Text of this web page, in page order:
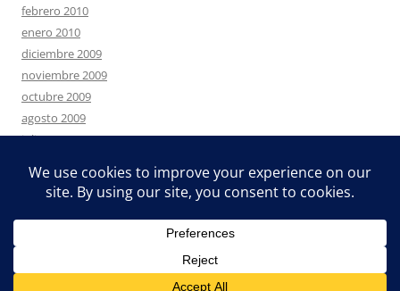
febrero 2010
enero 2010
diciembre 2009
noviembre 2009
octubre 2009
agosto 2009
julio 2009
mayo 2009